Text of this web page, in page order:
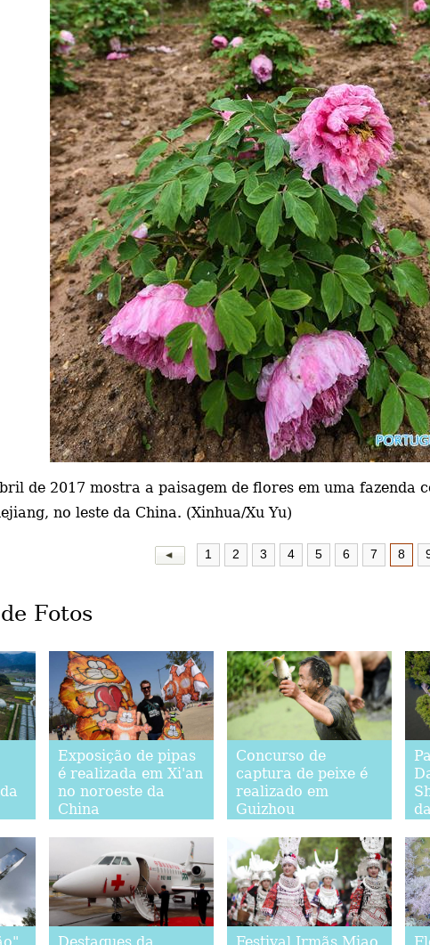
de 2017 mostra a paisagem de flores em uma fazenda
no leste da China. (Xinhua/Xu Yu)
1 2 3 4 5 6 7 8
Fotos
Exposição de pipas
é realizada em Xi'an
no noroeste da
China
Concurso de
captura de peixe é
realizado em
Guizhou